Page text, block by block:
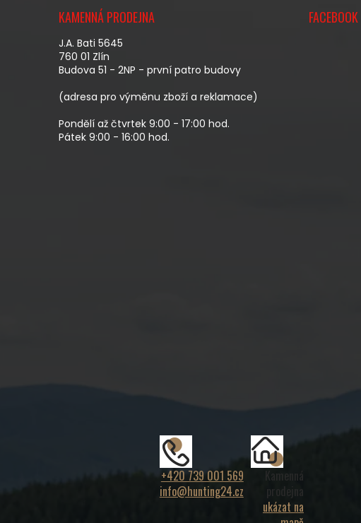
KAMENNÁ PRODEJNA
J.A. Bati 5645
760 01 Zlín
Budova 51 - 2NP - první patro budovy
(adresa pro výměnu zboží a reklamace)
Pondělí až čtvrtek 9:00 - 17:00 hod.
Pátek 9:00 - 16:00 hod.
FACEBOOK
+420 739 001 569
info@hunting24.cz
Kamenná
prodejna
ukázat na